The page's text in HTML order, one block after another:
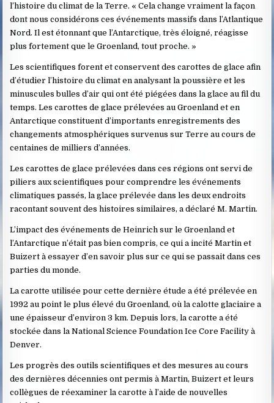
l’histoire du climat de la Terre. « Cela change vraiment la façon
dont nous considérons ces événements massifs dans l’Atlantique
Nord. Il est étonnant que l’Antarctique, très éloigné, réagisse
plus fortement que le Groenland, tout proche. »
Les scientifiques forent et conservent des carottes de glace afin
d’étudier l’histoire du climat en analysant la poussière et les
minuscules bulles d’air qui ont été piégées dans la glace au fil du
temps. Les carottes de glace prélevées au Groenland et en
Antarctique constituent d’importants enregistrements des
changements atmosphériques survenus sur Terre au cours de
centaines de milliers d’années.
Les carottes de glace prélevées dans ces régions ont servi de
piliers aux scientifiques pour comprendre les événements
climatiques passés, la glace prélevée dans les deux endroits
racontant souvent des histoires similaires, a déclaré M. Martin.
L’impact des événements de Heinrich sur le Groenland et
l’Antarctique n’était pas bien compris, ce qui a incité Martin et
Buizert à essayer d’en savoir plus sur ce qui se passait dans ces
parties du monde.
La carotte utilisée pour cette dernière étude a été prélevée en
1992 au point le plus élevé du Groenland, où la calotte glaciaire a
une épaisseur d’environ 3 km. Depuis lors, la carotte a été
stockée dans la National Science Foundation Ice Core Facility à
Denver.
Les progrès des outils scientifiques et des mesures au cours
des dernières décennies ont permis à Martin, Buizert et leurs
collègues de réexaminer la carotte à l’aide de nouvelles